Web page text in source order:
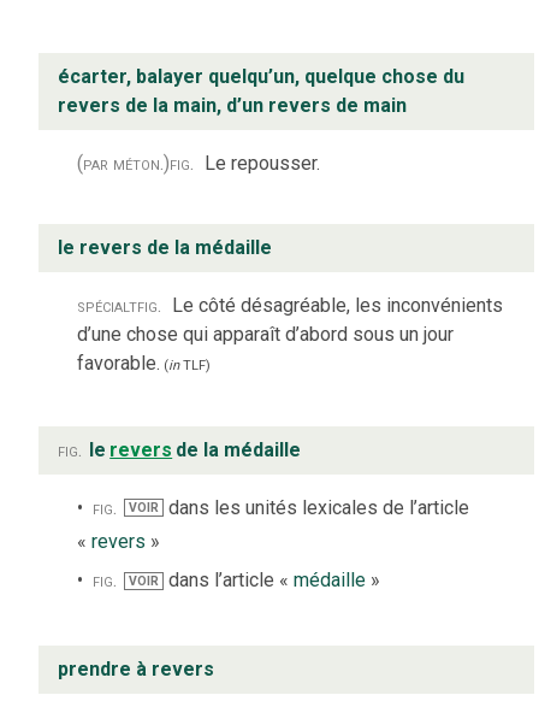
écarter, balayer quelqu’un, quelque chose du
revers de la main, d’un revers de main
(par méton.)fig. Le repousser.
le revers de la médaille
spécialtfig.
Le côté désagréable, les inconvénients
d’une chose qui apparaît d’abord sous un jour
favorable. (inTLF)
fig. le revers de la médaille
fig. VOIR
dans les unités lexicales de l’article
« revers »
fig.
VOIR dans l’article « médaille»
prendre à revers